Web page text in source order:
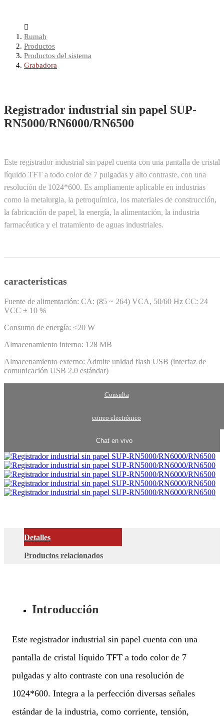
Rumah
Productos
Productos del sistema
Grabadora
Registrador industrial sin papel SUP-
RN5000/RN6000/RN6500
Este registrador industrial sin papel cuenta con una pantalla de cristal
líquido TFT a todo color de 7 pulgadas y alto contraste, con una
resolución de 1024*600. Es ampliamente aplicable en industrias
como la metalurgia, la petroquímica, los materiales de construcción,
la fabricación de papel, la energía, la alimentación, la industria
farmacéutica y el tratamiento de aguas industriales.
caracteristicas
Fuente de alimentación: CA: (85 ~ 264) VCA, 50/60 Hz CC: 24
VCC ± 10 %
Consumo de energía: ≤20 W
Almacenamiento interno: 128 MB
Almacenamiento externo: Admite unidad flash USB (interfaz de
comunicación USB 2.0 estándar)
Consulta
correo electrónico
Chat en vivo
Detalles
Productos relacionados
Introducción
Este registrador industrial sin papel cuenta con una
pantalla de cristal líquido TFT a todo color de 7
pulgadas y alto contraste con una resolución de
1024*600. Integra a la perfección diversas señales
estándar de la industria, como corriente, tensión,